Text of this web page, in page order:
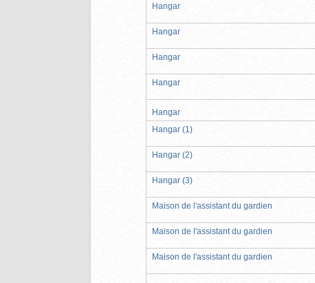
Hangar
Hangar
Hangar
Hangar
Hangar
Hangar (1)
Hangar (2)
Hangar (3)
Maison de l'assistant du gardien
Maison de l'assistant du gardien
Maison de l'assistant du gardien